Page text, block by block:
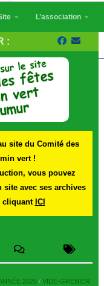
L’association
:
site du Comité des
vert !
vous pouvez
avec ses archives
cliquant ICI
2026 / VIDE-GRENIER